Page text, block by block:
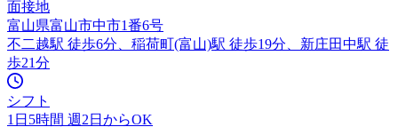
面接地
富山県富山市中市1番6号
不二越駅 徒歩6分、稲荷町(富山)駅 徒歩19分、新庄田中駅 徒
歩21分
シフト
1日5時間 週2日からOK